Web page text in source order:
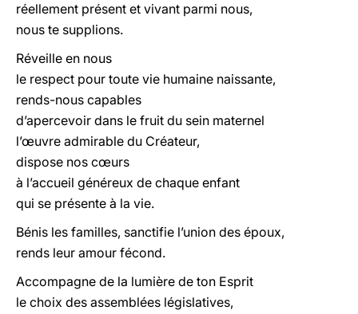
réellement présent et vivant parmi nous,
nous te supplions.
Réveille en nous
le respect pour toute vie humaine naissante,
rends-nous capables
d’apercevoir dans le fruit du sein maternel
l’œuvre admirable du Créateur,
dispose nos cœurs
à l’accueil généreux de chaque enfant
qui se présente à la vie.
Bénis les familles, sanctifie l’union des époux,
rends leur amour fécond.
Accompagne de la lumière de ton Esprit
le choix des assemblées législatives,